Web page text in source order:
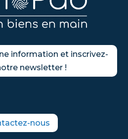
information et inscrivez-
newsletter !
nous